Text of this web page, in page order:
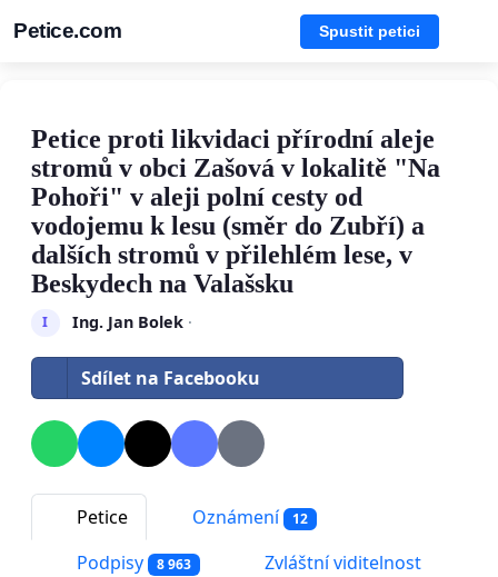
Petice.com Spustit petici
Petice proti likvidaci přírodní aleje
stromů v obci Zašová v lokalitě "Na
Pohoři" v aleji polní cesty od
vodojemu k lesu (směr do Zubří) a
dalších stromů v přilehlém lese, v
Beskydech na Valašsku
I Ing. Jan Bolek·
Sdílet na Facebooku
Petice Oznámení 12
Podpisy 8 963 Zvláštní viditelnost